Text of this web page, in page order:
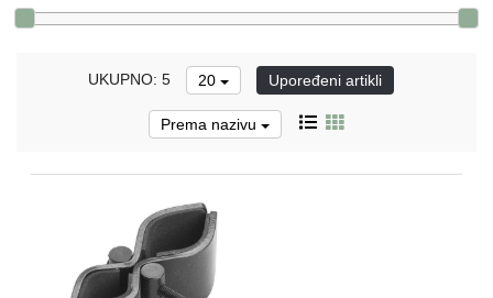
PET
Ribolovačke
UKUPNO: 5 20 Upoređeni artikli
Prema nazivu